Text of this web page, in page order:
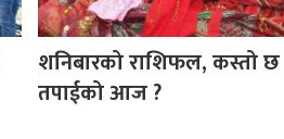
शनिबारको राशिफल, कस्तो छ
तपाईको आज ?